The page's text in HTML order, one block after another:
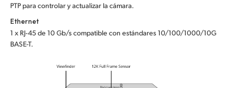
PTP para controlar y actualizar la cámara.
Ethernet
1 x RJ‑45 de 10 Gb/s compatible con estándares 10/100/1000/10G
BASE-T.